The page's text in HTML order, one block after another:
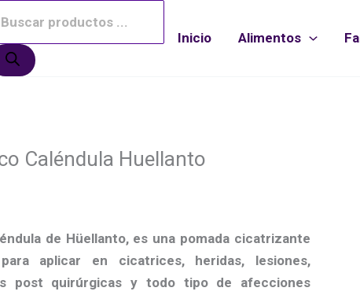
Inicio Alimentos
Caléndula Huellanto
de Hüellanto, es una pomada cicatrizante
aplicar en cicatrices, heridas, lesiones,
post quirúrgicas y todo tipo de afecciones
precio
actual
es:
precio
actual
es:
precio
actual
es: